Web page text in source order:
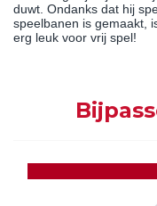
duwt. Ondanks dat hij
speelbanen is gemaakt,
erg leuk voor vrij spel!